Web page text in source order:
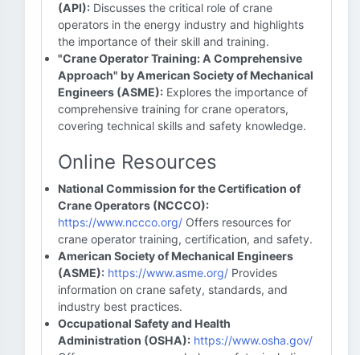
(API): Discusses the critical role of crane
operators in the energy industry and highlights
the importance of their skill and training.
"Crane Operator Training: A Comprehensive
Approach" by American Society of Mechanical
Engineers (ASME): Explores the importance of
comprehensive training for crane operators,
covering technical skills and safety knowledge.
Online Resources
National Commission for the Certification of
Crane Operators (NCCCO):
https://www.nccco.org/ Offers resources for
crane operator training, certification, and safety.
American Society of Mechanical Engineers
(ASME): https://www.asme.org/ Provides
information on crane safety, standards, and
industry best practices.
Occupational Safety and Health
Administration (OSHA): https://www.osha.gov/